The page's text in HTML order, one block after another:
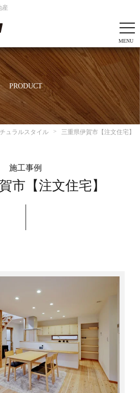
産
PRODUCT
ュラルスタイル 三重県伊賀市【注文住宅】
施工事例
市【注文住宅】